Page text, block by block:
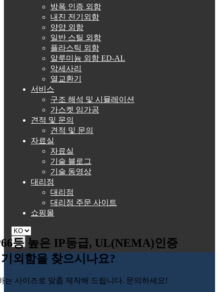
방폭 인증 외함
내진 전기외함
양얍 외함
일반 스틸 외함
플라스틱 외함
알루미늄 외함 ED-AL
악세사리
열교환기
서비스
구조 해석 및 시뮬레이션
가스켓 임가공
견적 및 문의
견적 및 문의
자료실
자료실
기술 블로그
기술 동영상
대리점
대리점
대리점 주문 사이트
쇼핑몰
☰
등 높은 IP등급, UL(NEMA)인증
외함을 찾으시나요?
는 사이즈로 맞춤 제작해 드립니다. 문의하세요!